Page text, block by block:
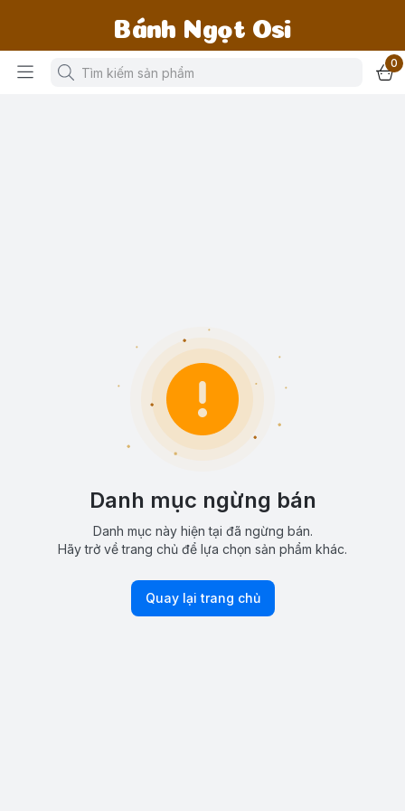
Bánh Ngọt Osi
0
Danh mục ngừng bán
Danh mục này hiện tại đã ngừng bán.
Hãy trở về trang chủ để lựa chọn sản phẩm khác.
Quay lại trang chủ